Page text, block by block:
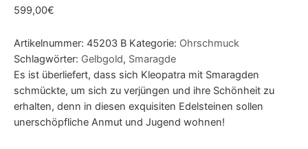
599,00€
Artikelnummer: 45203 B Kategorie: Ohrschmuck
Schlagwörter: Gelbgold, Smaragde
Es ist überliefert, dass sich Kleopatra mit Smaragden
schmückte, um sich zu verjüngen und ihre Schönheit zu
erhalten, denn in diesen exquisiten Edelsteinen sollen
unerschöpfliche Anmut und Jugend wohnen!